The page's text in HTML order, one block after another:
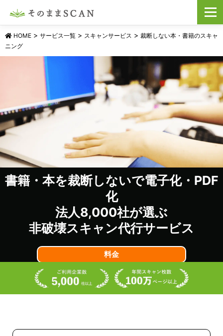
テ
ン
ツ
メニュ
HOME > サービス一覧 > スキャンサービス > 裁断しない本・書籍のスキャ
ニング
書籍・本を裁断しないで電子化・PDF
化
法人8,000社が選ぶ
非破壊スキャン代行サービス
料金
無料見積もり